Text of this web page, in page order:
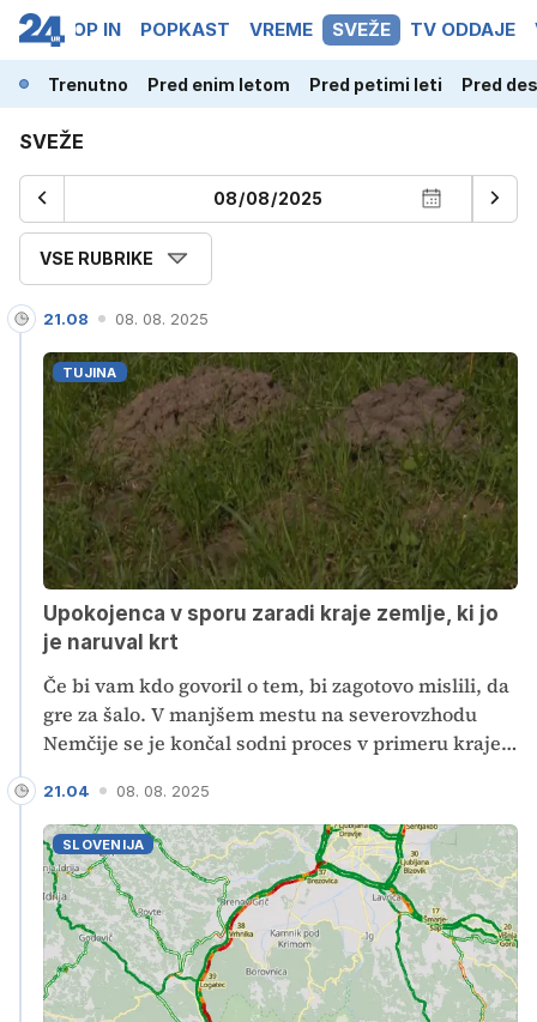
POP IN POPKAST VREME SVEŽE TV ODDAJE
Trenutno Pred enim letom Pred petimi leti Pred
SVEŽE
VSE RUBRIKE
TUJINA
21.08 08. 08. 2025
Upokojenca v sporu zaradi kraje zemlje, ki jo
je naruval krt
Če bi vam kdo govoril o tem, bi zagotovo mislili, da
gre za šalo. V manjšem mestu na severovzhodu
Nemčije se je končal sodni proces v primeru kraje
lani s travnika kradel zemljo, ki so jo naruvali krti.
Pri tem ga je zalotil kmet, lastnik travnika. Med
upokojencema je izbruhnil prepir in se kmalu
zaostril. Tat je na njegovo nesrečo napadel kmeta,
sicer trenerja borilnih veščin. Tat za napad ni bil
obsojen, mu je pa sodišče naložilo globo za krajo
krtine.
SLOVENIJA
21.04 08. 08. 2025